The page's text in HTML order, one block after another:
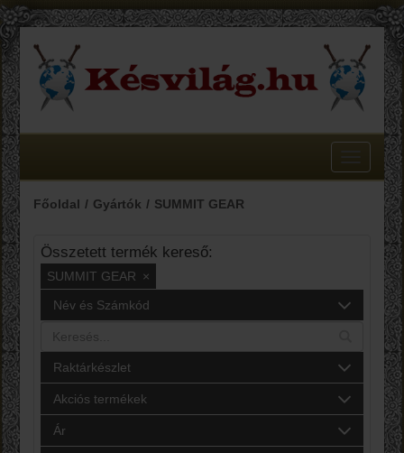
Toggle
Főoldal
Gyártók SUMMIT GEAR
Összetett termék kereső:
SUMMIT GEAR ×
Név és Számkód
Raktárkészlet
Akciós termékek
Ár